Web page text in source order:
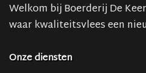
Welkom bij Boerderij De
waar kwaliteitsvlees een
Onze diensten